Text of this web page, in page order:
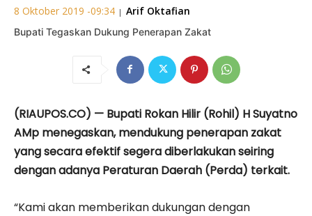
8 Oktober 2019 -09:34 | Arif Oktafian
Bupati Tegaskan Dukung Penerapan Zakat
(RIAUPOS.CO) — Bupati Rokan Hilir (Rohil) H Suyatno
AMp menegaskan, mendukung penerapan zakat
yang secara efektif segera diberlakukan seiring
dengan adanya Peraturan Daerah (Perda) terkait.
“Kami akan memberikan dukungan dengan